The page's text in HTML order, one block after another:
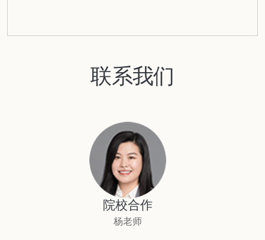
联系我们
院校合作
杨老师